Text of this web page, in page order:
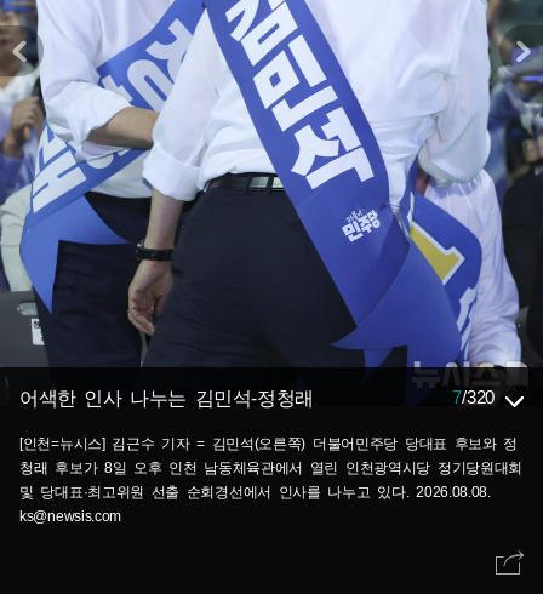
어색한 인사 나누는 김민석-정청래 7/320
[인천=뉴시스] 김근수 기자 = 김민석(오른쪽) 더불어민주당 당대표 후보와 정
청래 후보가 8일 오후 인천 남동체육관에서 열린 인천광역시당 정기당원대회
및 당대표·최고위원 선출 순회경선에서 인사를 나누고 있다. 2026.08.08.
ks@newsis.com